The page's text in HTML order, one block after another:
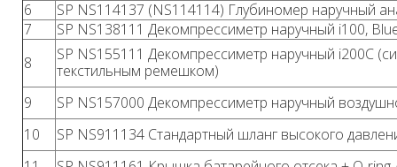
6
SP NS114137 (NS114114) Глубиномер наручный
7
SP NS138111 Декомпрессиметр наручный i100,
8
SP NS155111 Декомпрессиметр наручный i200C
текстильным ремешком)
9
SP NS157000 Декомпрессиметр наручный
10
SP NS911134 Стандартный шланг высокого